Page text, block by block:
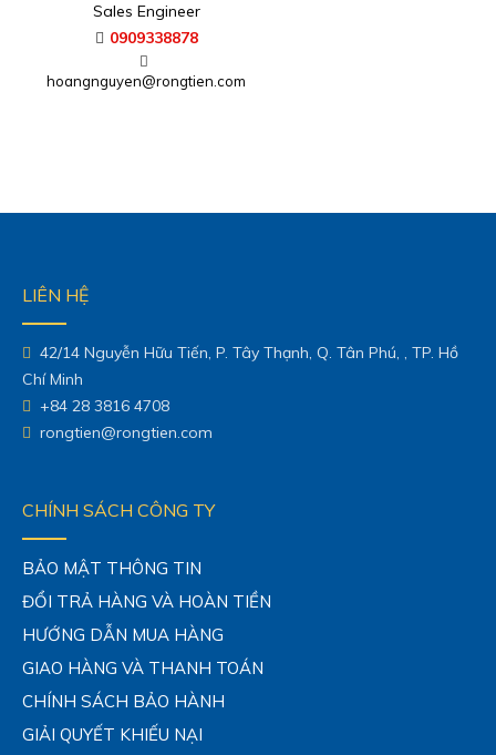
Sales Engineer
0909338878
hoangnguyen@rongtien.com
LIÊN HỆ
42/14 Nguyễn Hữu Tiến, P. Tây Thạnh, Q. Tân Phú, , TP. Hồ
Chí Minh
+84 28 3816 4708
rongtien@rongtien.com
CHÍNH SÁCH CÔNG TY
BẢO MẬT THÔNG TIN
ĐỔI TRẢ HÀNG VÀ HOÀN TIỀN
HƯỚNG DẪN MUA HÀNG
GIAO HÀNG VÀ THANH TOÁN
CHÍNH SÁCH BẢO HÀNH
GIẢI QUYẾT KHIẾU NẠI